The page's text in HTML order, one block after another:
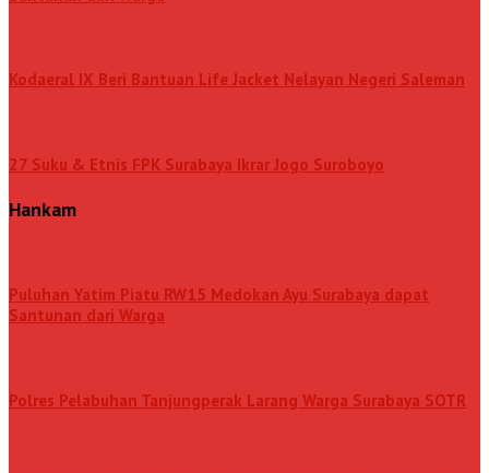
Kodaeral IX Beri Bantuan Life Jacket Nelayan Negeri Saleman
27 Suku & Etnis FPK Surabaya Ikrar Jogo Suroboyo
Hankam
Puluhan Yatim Piatu RW15 Medokan Ayu Surabaya dapat
Santunan dari Warga
Polres Pelabuhan Tanjungperak Larang Warga Surabaya SOTR